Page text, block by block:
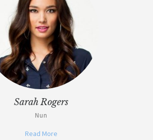
Sarah Rogers
Nun
Read More